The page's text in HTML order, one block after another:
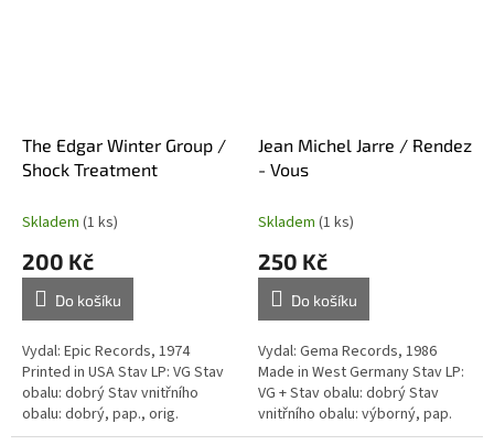
The Edgar Winter Group /
Shock Treatment
Skladem (1 ks)
200 Kč
Do košíku
Vydal: Epic Records, 1974
Printed in USA Stav LP: VG Stav
obalu: dobrý Stav vnitřního
obalu: dobrý, pap., orig.
Jean Michel Jarre / Rendez
- Vous
Skladem (1 ks)
250 Kč
Do košíku
Vydal: Gema Records, 1986
Made in West Germany Stav LP:
VG + Stav obalu: dobrý Stav
vnitřního obalu: výborný, pap.